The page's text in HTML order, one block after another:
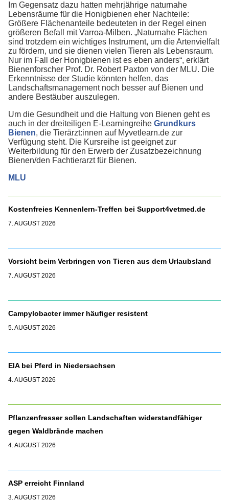
Im Gegensatz dazu hatten mehrjährige naturnahe
Lebensräume für die Honigbienen eher Nachteile:
Größere Flächenanteile bedeuteten in der Regel einen
größeren Befall mit Varroa-Milben. „Naturnahe Flächen
sind trotzdem ein wichtiges Instrument, um die Artenvielfalt
zu fördern, und sie dienen vielen Tieren als Lebensraum.
Nur im Fall der Honigbienen ist es eben anders“, erklärt
Bienenforscher Prof. Dr. Robert Paxton von der MLU. Die
Erkenntnisse der Studie könnten helfen, das
Landschaftsmanagement noch besser auf Bienen und
andere Bestäuber auszulegen.
Um die Gesundheit und die Haltung von Bienen geht es
auch in der dreiteiligen E-Learningreihe Grundkurs
Bienen, die Tierärzt:innen auf Myvetlearn.de zur
Verfügung steht. Die Kursreihe ist geeignet zur
Weiterbildung für den Erwerb der Zusatzbezeichnung
Bienen/den Fachtierarzt für Bienen.
MLU
Kostenfreies Kennenlern-Treffen bei Support4vetmed.de
7. AUGUST 2026
Vorsicht beim Verbringen von Tieren aus dem Urlaubsland
7. AUGUST 2026
Campylobacter immer häufiger resistent
5. AUGUST 2026
EIA bei Pferd in Niedersachsen
4. AUGUST 2026
Pflanzenfresser sollen Landschaften widerstandfähiger
gegen Waldbrände machen
4. AUGUST 2026
ASP erreicht Finnland
3. AUGUST 2026